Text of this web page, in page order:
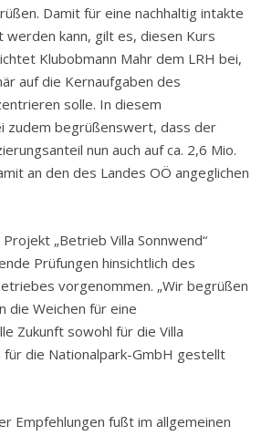
Damit für eine nachhaltig intakte
werden kann, gilt es, diesen Kurs
Klubobmann Mahr dem LRH bei,
auf die Kernaufgaben des
solle. In diesem
zudem begrüßenswert, dass der
nun auch auf ca. 2,6 Mio.
an den des Landes OÖ angeglichen
„Betrieb Villa Sonnwend“
Prüfungen hinsichtlich des
vorgenommen. „Wir begrüßen
die Weichen für eine
Zukunft sowohl für die Villa
für die Nationalpark-GmbH gestellt
Empfehlungen fußt im allgemeinen